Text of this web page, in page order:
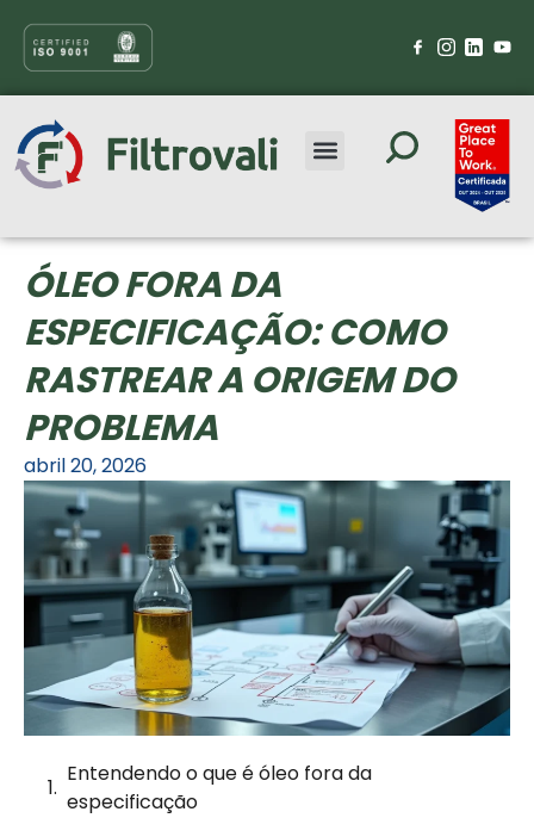
ÓLEO FORA DA
ESPECIFICAÇÃO: COMO
RASTREAR A ORIGEM DO
PROBLEMA
abril 20, 2026
Entendendo o que é óleo fora da
especificação